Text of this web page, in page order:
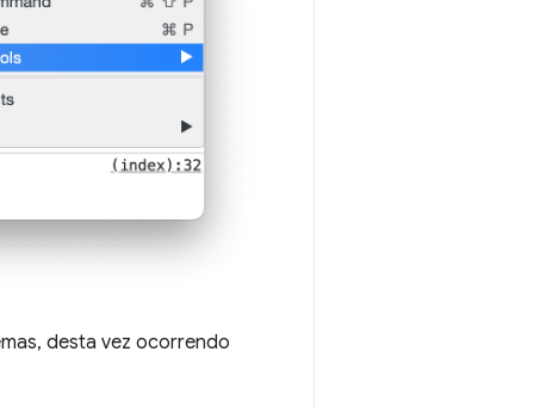
desta vez ocorrendo